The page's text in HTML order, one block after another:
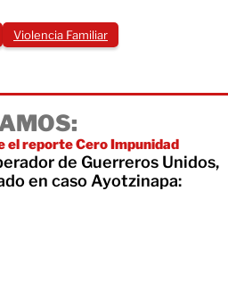
Violencia Familiar
el reporte Cero Impunidad
de Guerreros Unidos,
en caso Ayotzinapa: